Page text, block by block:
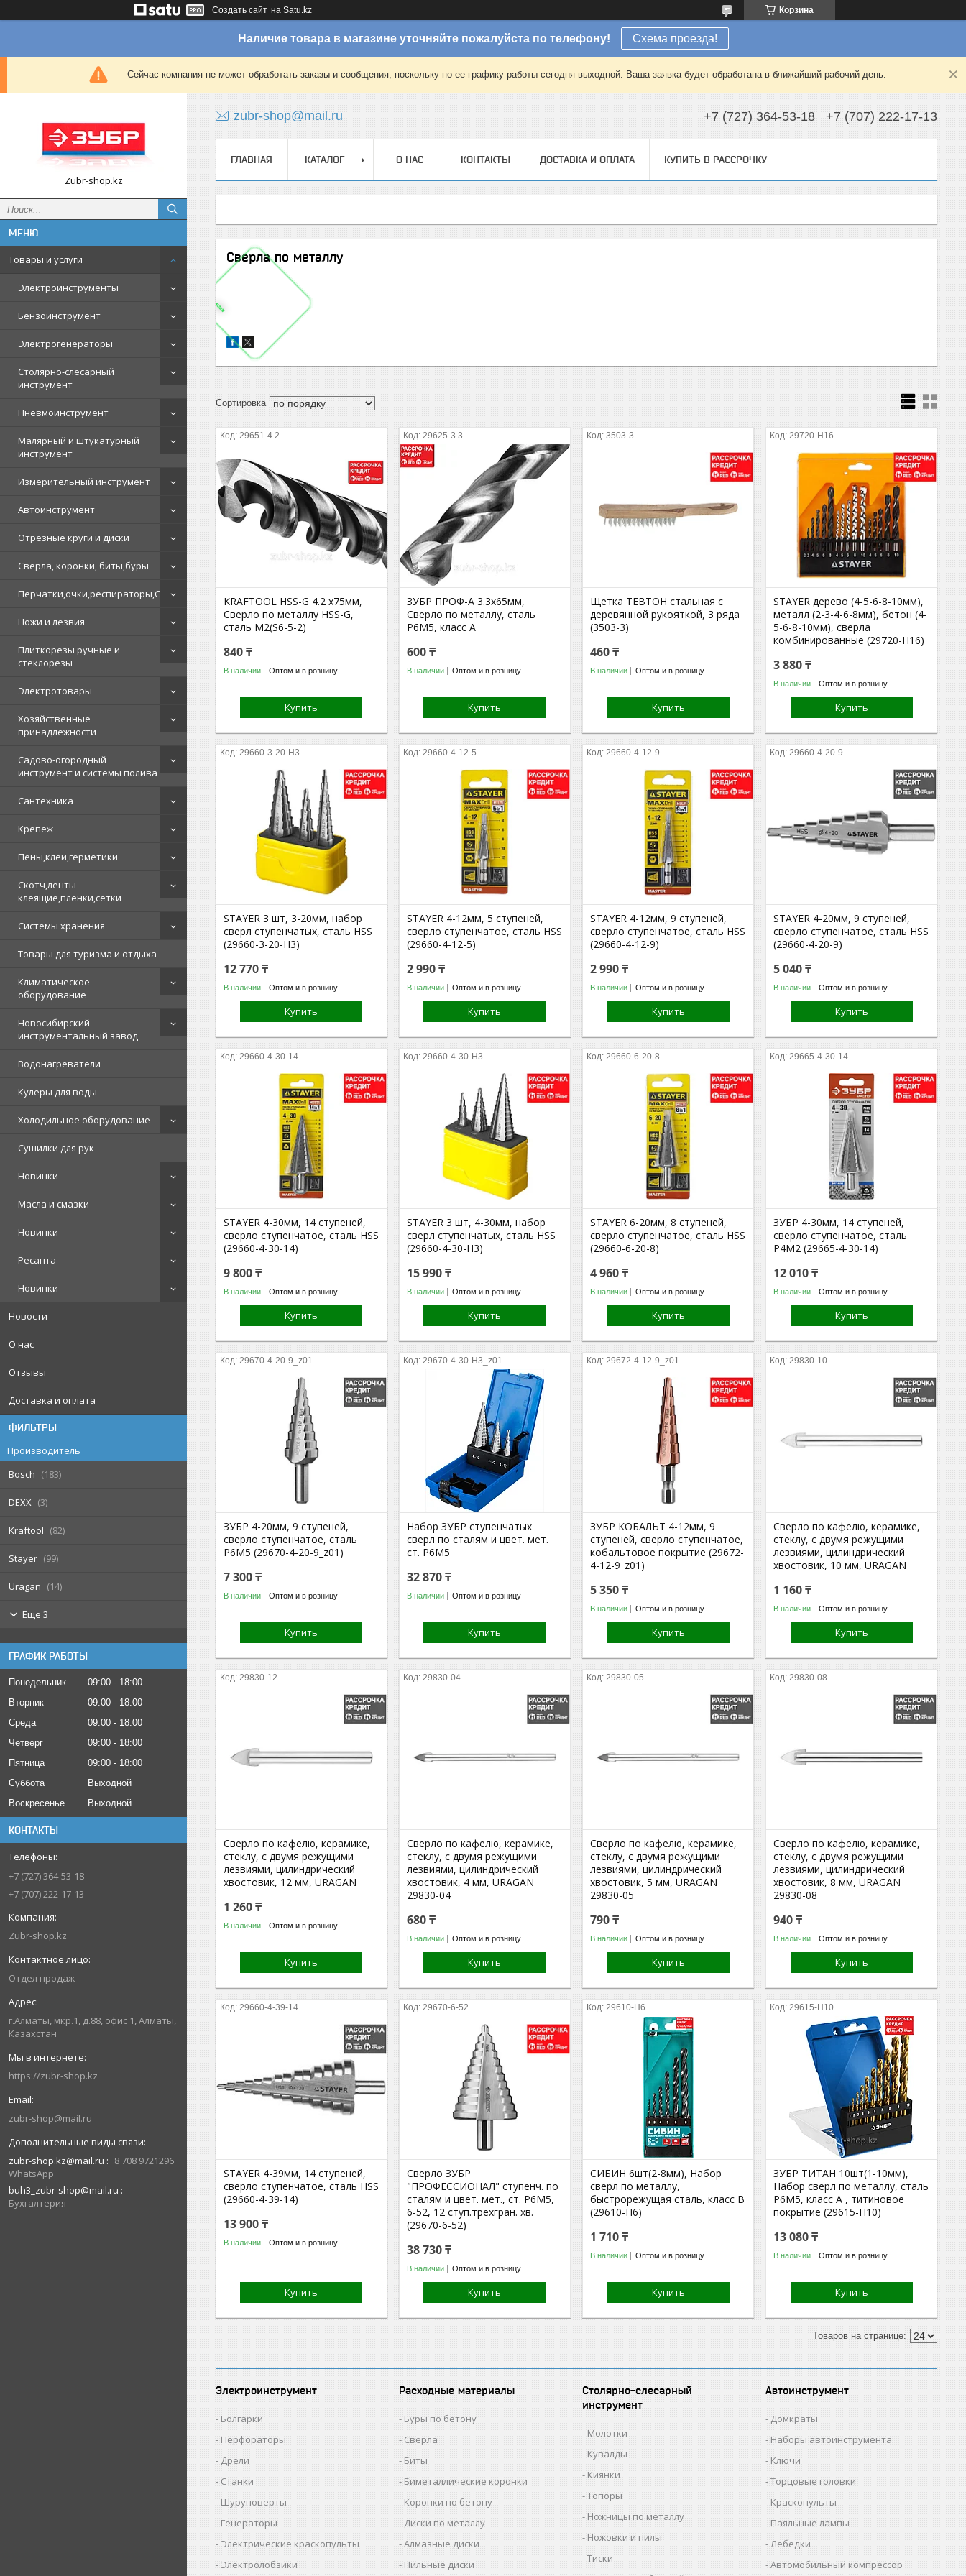
Создать сайт на Satu.kz Корзина
Наличие товара в магазине уточняйте пожалуйста по телефону! Схема проезда!
Сейчас компания не может обработать заказы и сообщения, поскольку по ее графику работы сегодня выходной. Ваша заявка будет обработана в ближайший рабочий день.
Zubr-shop.kz
Товары и услуги
Электроинструменты
Бензоинструмент
Электрогенераторы
Столярно-слесарный
инструмент
Пневмоинструмент
Малярный и штукатурный
инструмент
Измерительный инструмент
Автоинструмент
Отрезные круги и диски
Сверла, коронки, биты,буры
Перчатки,очки,респираторы,СИЗ
Ножи и лезвия
Плиткорезы ручные и
стеклорезы
Электротовары
Хозяйственные
принадлежности
Садово-огородный
инструмент и системы полива
Сантехника
Крепеж
Пены,клеи,герметики
Скотч,ленты
клеящие,пленки,сетки
Системы хранения
Товары для туризма и отдыха
Климатическое
оборудование
Новосибирский
инструментальный завод
Водонагреватели
Кулеры для воды
Холодильное оборудование
Сушилки для рук
Новинки
Масла и смазки
Новинки
Ресанта
Новинки
Новости
О нас
Отзывы
Доставка и оплата
ФИЛЬТРЫ
Производитель
Bosch
183
DEXX 3
Kraftool 82
Stayer 99
Uragan 14
Еще 3
ГРАФИК РАБОТЫ
Понедельник 09:00
18:00
Вторник
09:00
18:00
Среда
09:00
18:00
Четверг
09:00
18:00
Пятница
09:00
18:00
Суббота
Выходной
Воскресенье
Выходной
КОНТАКТЫ
+7 (727) 364-53-18
+7 (707) 222-17-13
Zubr-shop.kz
Отдел продаж
г.Алматы, мкр.1, д.88, офис 1, Алматы,
Казахстан
https://zubr-shop.kz
zubr-shop@mail.ru
zubr-shop.kz@mail.ru
8 708 9721296
WhatsApp
buh3_zubr-shop@mail.ru
Бухгалтерия
zubr-shop@mail.ru +7 (727) 364-53-18 +7 (707) 222-17-13
ГЛАВНАЯ КАТАЛОГ О НАС КОНТАКТЫ ДОСТАВКА И ОПЛАТА КУПИТЬ В РАССРОЧКУ
Сверла по металлу
29651-4.2
KRAFTOOL HSS-G 4.2 х75мм,
Сверло по металлу HSS-G,
сталь М2(S6-5-2)
840 ₸
В наличии Оптом и в розницу
Купить
29625-3.3
ЗУБР ПРОФ-А 3.3х65мм,
Сверло по металлу, сталь
Р6М5, класс А
600 ₸
В наличии Оптом и в розницу
Купить
3503-3
Щетка ТЕВТОН стальная с
деревянной рукояткой, 3 ряда
(3503-3)
460 ₸
В наличии Оптом и в розницу
Купить
29720-H16
STAYER дерево (4-5-6-8-10мм),
металл (2-3-4-6-8мм), бетон (4-
5-6-8-10мм), сверла
комбинированные (29720-H16)
3 880 ₸
В наличии Оптом и в розницу
Купить
29660-3-20-H3
STAYER 3 шт, 3-20мм, набор
сверл ступенчатых, сталь HSS
(29660-3-20-H3)
12 770 ₸
В наличии Оптом и в розницу
Купить
29660-4-12-5
STAYER 4-12мм, 5 ступеней,
сверло ступенчатое, сталь HSS
(29660-4-12-5)
2 990 ₸
В наличии Оптом и в розницу
Купить
29660-4-12-9
STAYER 4-12мм, 9 ступеней,
сверло ступенчатое, сталь HSS
(29660-4-12-9)
2 990 ₸
В наличии Оптом и в розницу
Купить
29660-4-20-9
STAYER 4-20мм, 9 ступеней,
сверло ступенчатое, сталь HSS
(29660-4-20-9)
5 040 ₸
В наличии Оптом и в розницу
Купить
29660-4-30-14
STAYER 4-30мм, 14 ступеней,
сверло ступенчатое, сталь HSS
(29660-4-30-14)
9 800 ₸
В наличии Оптом и в розницу
Купить
29660-4-30-H3
STAYER 3 шт, 4-30мм, набор
сверл ступенчатых, сталь HSS
(29660-4-30-H3)
15 990 ₸
В наличии Оптом и в розницу
Купить
29660-6-20-8
STAYER 6-20мм, 8 ступеней,
сверло ступенчатое, сталь HSS
(29660-6-20-8)
4 960 ₸
В наличии Оптом и в розницу
Купить
29665-4-30-14
ЗУБР 4-30мм, 14 ступеней,
сверло ступенчатое, сталь
Р4М2 (29665-4-30-14)
12 010 ₸
В наличии Оптом и в розницу
Купить
29670-4-20-9_z01
ЗУБР 4-20мм, 9 ступеней,
сверло ступенчатое, сталь
Р6М5 (29670-4-20-9_z01)
7 300 ₸
В наличии Оптом и в розницу
Купить
29670-4-30-H3_z01
Набор ЗУБР ступенчатых
сверл по сталям и цвет. мет.
ст. Р6М5
32 870 ₸
В наличии Оптом и в розницу
Купить
29672-4-12-9_z01
ЗУБР КОБАЛЬТ 4-12мм, 9
ступеней, сверло ступенчатое,
кобальтовое покрытие (29672-
4-12-9_z01)
5 350 ₸
В наличии Оптом и в розницу
Купить
29830-10
Сверло по кафелю, керамике,
стеклу, с двумя режущими
лезвиями, цилиндрический
хвостовик, 10 мм, URAGAN
1 160 ₸
В наличии Оптом и в розницу
Купить
29830-12
Сверло по кафелю, керамике,
стеклу, с двумя режущими
лезвиями, цилиндрический
хвостовик, 12 мм, URAGAN
1 260 ₸
В наличии Оптом и в розницу
Купить
29830-04
Сверло по кафелю, керамике,
стеклу, с двумя режущими
лезвиями, цилиндрический
хвостовик, 4 мм, URAGAN
29830-04
680 ₸
В наличии Оптом и в розницу
Купить
29830-05
Сверло по кафелю, керамике,
стеклу, с двумя режущими
лезвиями, цилиндрический
хвостовик, 5 мм, URAGAN
29830-05
790 ₸
В наличии Оптом и в розницу
Купить
29830-08
Сверло по кафелю, керамике,
стеклу, с двумя режущими
лезвиями, цилиндрический
хвостовик, 8 мм, URAGAN
29830-08
940 ₸
В наличии Оптом и в розницу
Купить
29660-4-39-14
STAYER 4-39мм, 14 ступеней,
сверло ступенчатое, сталь HSS
(29660-4-39-14)
13 900 ₸
В наличии Оптом и в розницу
Купить
29670-6-52
Сверло ЗУБР
"ПРОФЕССИОНАЛ" ступенч. по
сталям и цвет. мет., ст. Р6М5,
6-52, 12 ступ.трехгран. хв.
(29670-6-52)
38 730 ₸
В наличии Оптом и в розницу
Купить
29610-H6
СИБИН 6шт(2-8мм), Набор
сверл по металлу,
быстрорежущая сталь, класс В
(29610-H6)
1 710 ₸
В наличии Оптом и в розницу
Купить
29615-H10
ЗУБР ТИТАН 10шт(1-10мм),
Набор сверл по металлу, сталь
Р6М5, класс А , титиновое
покрытие (29615-H10)
13 080 ₸
В наличии Оптом и в розницу
Купить
Электроинструмент
Болгарки
Перфораторы
Дрели
Станки
Шуруповерты
Генераторы
Электрические краскопульты
Электролобзики
Расходные материалы
Буры по бетону
Сверла
Биты
Биметаллические коронки
Коронки по бетону
Диски по металлу
Алмазные диски
Пильные диски
Столярно-слесарный
инструмент
Молотки
Кувалды
Киянки
Топоры
Ножницы по металлу
Ножовки и пилы
Тиски
Автоинструмент
Домкраты
Наборы автоинструмента
Ключи
Торцовые головки
Краскопульты
Паяльные лампы
Лебедки
Автомобильный компрессор